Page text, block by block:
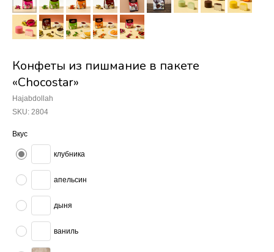
Конфеты из пишмание в пакете
«Chocostar»
Hajabdollah
SKU: 2804
Вкус
клубника
апельсин
дыня
ваниль